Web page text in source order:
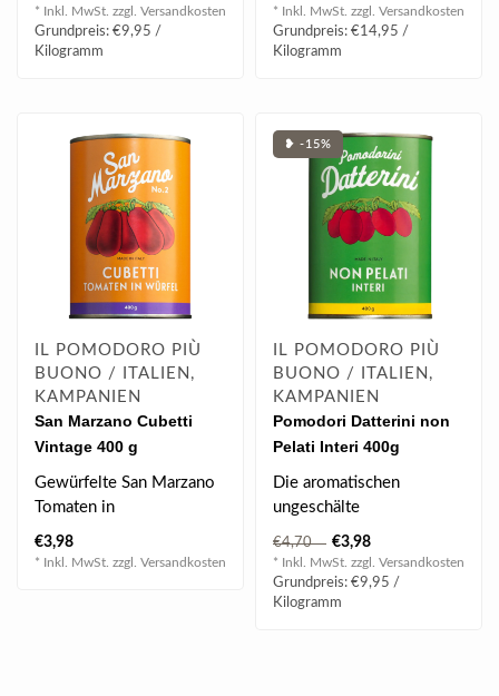
* Inkl. MwSt. zzgl. Versandkosten
Grundpreis: €9,95 /
Kilogramm
* Inkl. MwSt. zzgl. Versandkosten
Grundpreis: €14,95 /
Kilogramm
IL POMODORO PIÙ
BUONO / ITALIEN,
KAMPANIEN
San Marzano Cubetti
Vintage 400 g
Gewürfelte San Marzano
Tomaten in
Tomatensauce.
€3,98
* Inkl. MwSt. zzgl. Versandkosten
❥ -15%
IL POMODORO PIÙ
BUONO / ITALIEN,
KAMPANIEN
Pomodori Datterini non
Pelati Interi 400g
Die aromatischen
ungeschälte
Datteltomaten zeichnen
sich durch ihre intensiven
..
€4,70 €3,98
* Inkl. MwSt. zzgl. Versandkosten
Grundpreis: €9,95 /
Kilogramm